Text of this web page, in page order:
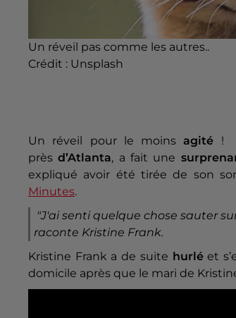
Un réveil pas comme les autres..
Crédit : Unsplash
Un réveil pour le moinsagité !
prèsd’Atlanta, a fait une
expliqué avoir été tirée de son
Minutes.
"J'ai senti quelque chose sauter
raconte Kristine Frank.
Kristine Frank a de suite hurléet
domicile après que le mari de